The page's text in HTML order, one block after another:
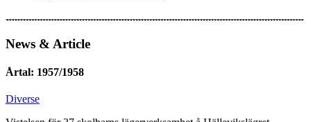
News & Article
Årtal: 1957/1958
Diverse